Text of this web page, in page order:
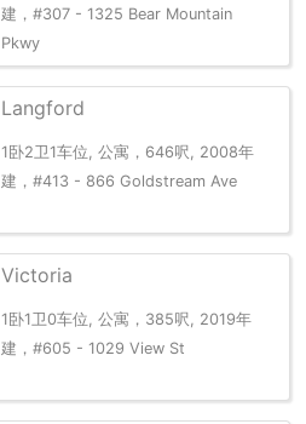
建，#307 - 1325 Bear Mountain
Pkwy
Langford
1卧2卫1车位, 公寓，646呎, 2008年
建，#413 - 866 Goldstream Ave
Victoria
1卧1卫0车位, 公寓，385呎, 2019年
建，#605 - 1029 View St